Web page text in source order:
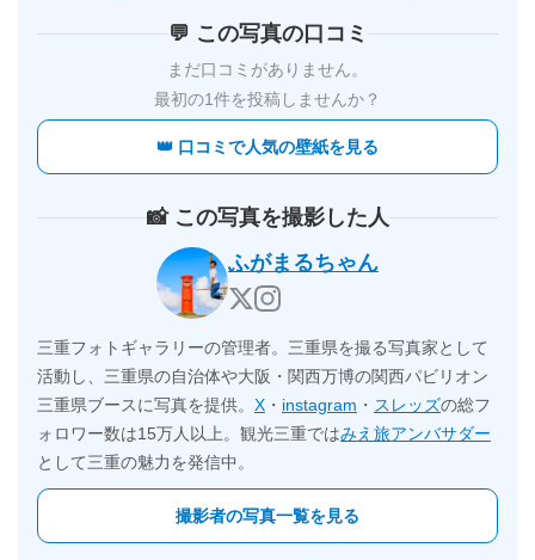
💬 この写真の口コミ
まだ口コミがありません。
最初の1件を投稿しませんか？
👑 口コミで人気の壁紙を見る
📸 この写真を撮影した人
ふがまるちゃん
三重フォトギャラリーの管理者。三重県を撮る写真家として
活動し、三重県の自治体や大阪・関西万博の関西パビリオン
三重県ブースに写真を提供。 X ・ instagram ・ スレッズの総フ
ォロワー数は15万人以上。観光三重ではみえ旅アンバサダー
として三重の魅力を発信中。
撮影者の写真一覧を見る